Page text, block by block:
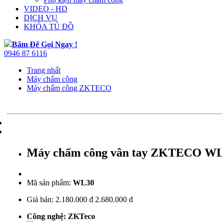
VIDEO - HD
DỊCH VỤ
KHÓA TỦ ĐỒ
Bấm Để Gọi Ngay !
0946 87 6116
Trang nhất
Máy chấm công
Máy chấm công ZKTECO
Máy chấm công vân tay ZKTECO
Mã sản phẩm: WL30
Giá bán: 2.180.000 đ 2.680.000 đ
Công nghệ: ZKTeco